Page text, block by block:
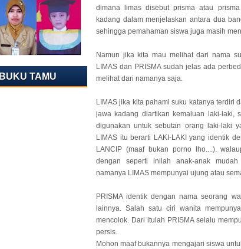
BUKU TAMU
dimana limas disebut prisma atau
kadang dalam menjelaskan antara dua
sehingga pemahaman siswa juga masih
Namun jika kita mau melihat dari nama
LIMAS dan PRISMA sudah jelas ada
melihat dari namanya saja.
LIMAS jika kita pahami suku katanya terdiri
jawa kadang diartikan kemaluan laki-laki,
digunakan untuk sebutan orang laki-laki
LIMAS itu berarti LAKI-LAKI yang identik
LANCIP (maaf bukan porno lho....).
dengan seperti inilah anak-anak
namanya LIMAS mempunyai ujung atau
PRISMA identik dengan nama seorang
lainnya. Salah satu ciri wanita
mencolok. Dari itulah PRISMA selalu
persis.
Mohon maaf bukannya mengajari siswa